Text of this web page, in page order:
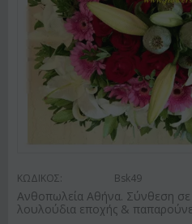
ΚΩΔΙΚΟΣ: Bsk49
Ανθοπωλεία Αθήνα. Σύνθεση σε
λουλούδια εποχής &